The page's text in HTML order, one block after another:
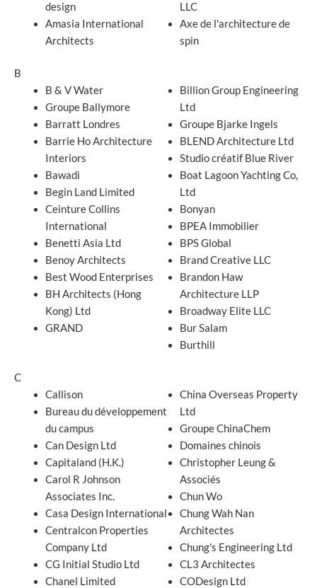
design
Amasia International
Architects
LLC
Axe de l'architecture de
spin
B
B & V Water
Groupe Ballymore
Barratt Londres
Barrie Ho Architecture
Interiors
Bawadi
Begin Land Limited
Ceinture Collins
International
Benetti Asia Ltd
Benoy Architects
Best Wood Enterprises
BH Architects (Hong
Kong) Ltd
GRAND
Billion Group Engineering
Ltd
Groupe Bjarke Ingels
BLEND Architecture Ltd
Studio créatif Blue River
Boat Lagoon Yachting Co,
Ltd
Bonyan
BPEA Immobilier
BPS Global
Brand Creative LLC
Brandon Haw
Architecture LLP
Broadway Elite LLC
Bur Salam
Burthill
C
Callison
Bureau du développement
du campus
Can Design Ltd
Capitaland (H.K.)
Carol R Johnson
Associates Inc.
Casa Design International
Centralcon Properties
Company Ltd
CG Initial Studio Ltd
Chanel Limited
China Overseas Property
Ltd
Groupe ChinaChem
Domaines chinois
Christopher Leung &
Associés
Chun Wo
Chung Wah Nan
Architectes
Chung's Engineering Ltd
CL3 Architectes
CODesign Ltd